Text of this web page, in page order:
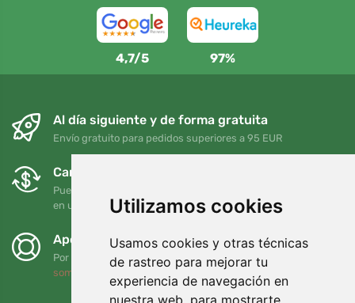
Utilizamos cookies
Usamos cookies y otras técnicas
de rastreo para mejorar tu
experiencia de navegación en
nuestra web, para mostrarte
4,7/5 97%
Al día siguiente y de forma gratuita
Envío gratuito para pedidos superiores a 95 EUR
Cambios y devoluciones gratuitos
Puede devolver o cambiar su pedido en cualquier momento
en un plazo de 90 días
Apoyamos a Trees.org
Por cada pedido plantamos un árbol. Leer más
somos